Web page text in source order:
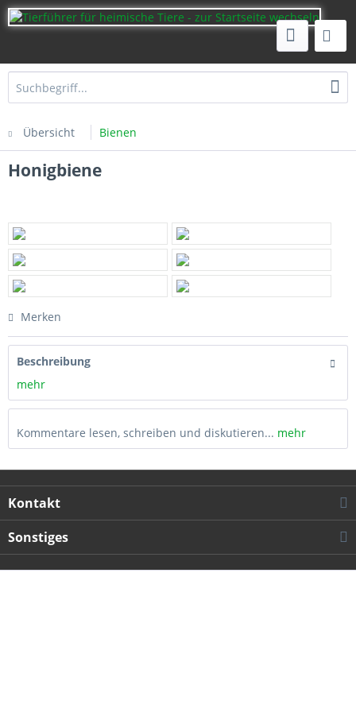
Übersicht Bienen
Honigbiene
Merken
Beschreibung
mehr
Kommentare lesen, schreiben und diskutieren... mehr
Kontakt
Sonstiges